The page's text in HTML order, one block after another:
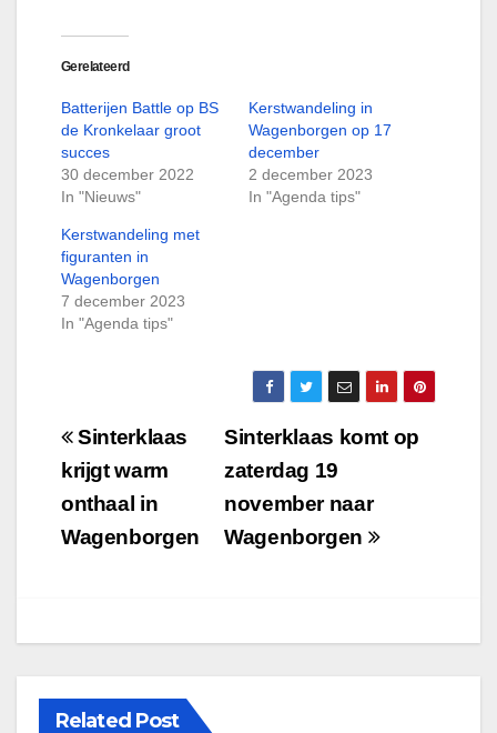
Gerelateerd
Batterijen Battle op BS
de Kronkelaar groot
succes
30 december 2022
In "Nieuws"
Kerstwandeling in
Wagenborgen op 17
december
2 december 2023
In "Agenda tips"
Kerstwandeling met
figuranten in
Wagenborgen
7 december 2023
In "Agenda tips"
Bericht
navigatie
Sinterklaas komt op
zaterdag 19
november naar
Wagenborgen
Sinterklaas
krijgt warm
onthaal in
Wagenborgen
Related Post